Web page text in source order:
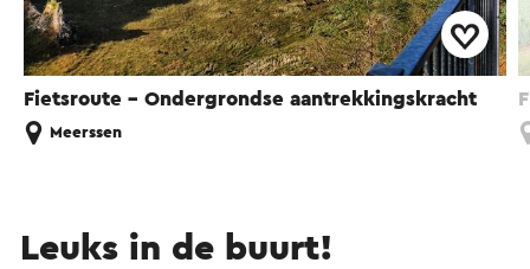
Fietsroute - Ondergrondse aantrekkingskracht
Meerssen
Leuks in de buurt!